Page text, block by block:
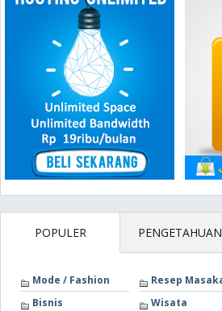
POPULER PENGETAHUAN
Mode / Fashion
Resep
Bisnis
Wisata